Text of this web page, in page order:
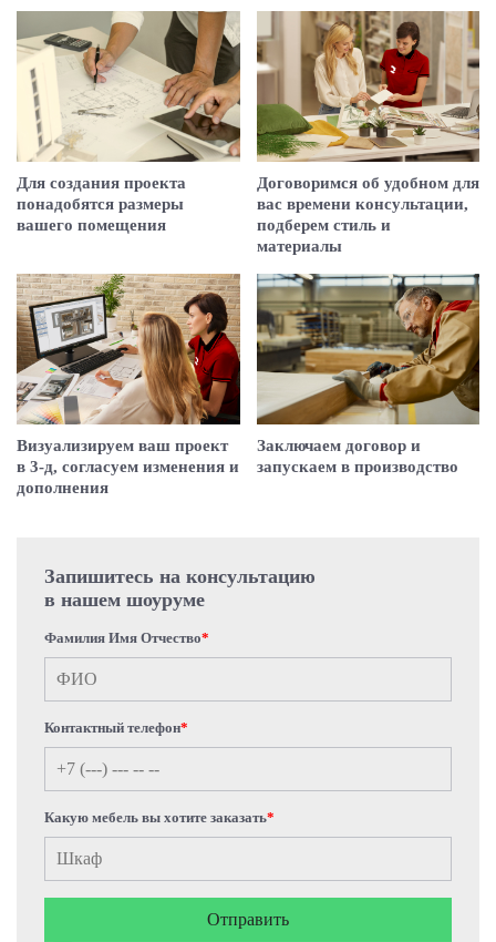
Для создания проекта
понадобятся размеры
вашего помещения
Договоримся об удобном для
вас времени консультации,
подберем стиль и
материалы
Визуализируем ваш проект
в 3-д, согласуем изменения и
дополнения
Заключаем договор и
запускаем в производство
Запишитесь на консультацию
в нашем шоуруме
Фамилия Имя Отчество*
Контактный телефон*
Какую мебель вы хотите заказать*
Отправить